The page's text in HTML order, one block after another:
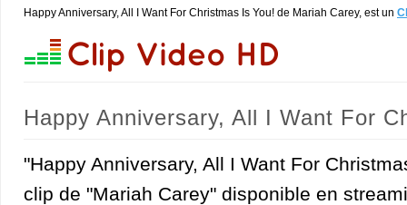
Happy Anniversary, All I Want For Christmas Is You! de Mariah Carey, est un
Happy Anniversary, All I Want For
"Happy Anniversary, All I Want For
clip de "Mariah Carey" disponible en